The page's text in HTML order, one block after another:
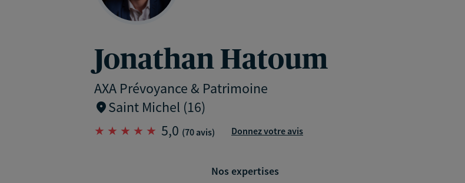
Jonathan Hatoum
AXA Prévoyance & Patrimoine
Saint Michel (16)
5,0 (70 avis) Donnez votre avis
Nos expertises